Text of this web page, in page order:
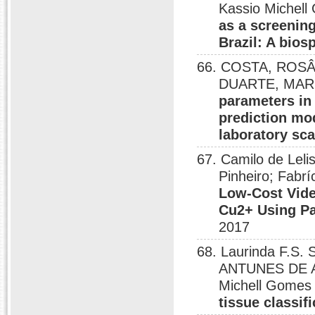
Kassio
as a
Brazil: A
66. COSTA,
DUARTE,
parameters
prediction
laboratory
67. Camilo de
Pinheiro;
Low-Cost
Cu2+ Using
2017
68. Laurinda F.S.
ANTUNES DE
Michell
tissue